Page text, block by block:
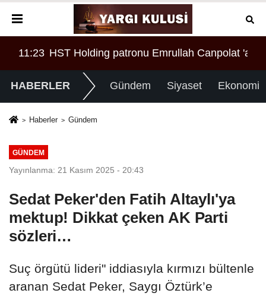
'a örgüt liderliğinden iddianame hazırlandı.. Tüm
08:28 Tasarruf finansman şirketlerine sınırlama
HABERLER Gündem Siyaset Ekonomi
Haberler Gündem
GÜNDEM
Yayınlanma: 21 Kasım 2025 - 20:43
Sedat Peker'den Fatih Altaylı'ya
mektup! Dikkat çeken AK Parti
sözleri…
Suç örgütü lideri" iddiasıyla kırmızı bültenle
aranan Sedat Peker, Saygı Öztürk’e